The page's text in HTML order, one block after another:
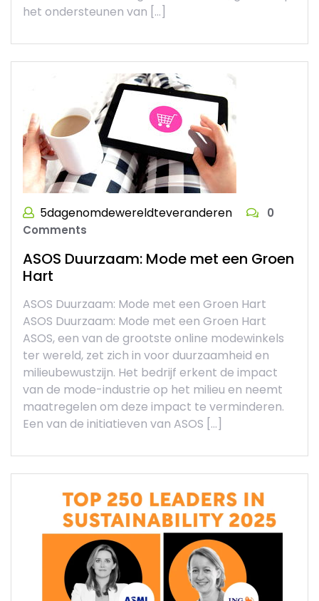
het ondersteunen van […]
5dagenomdewereldteveranderen
0
Comments
ASOS Duurzaam: Mode met een Groen
Hart
ASOS Duurzaam: Mode met een Groen Hart
ASOS Duurzaam: Mode met een Groen Hart
ASOS, een van de grootste online modewinkels
ter wereld, zet zich in voor duurzaamheid en
milieubewustzijn. Het bedrijf erkent de impact
van de mode-industrie op het milieu en neemt
maatregelen om deze impact te verminderen.
Een van de initiatieven van ASOS […]